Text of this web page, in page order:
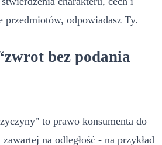
przedmiotów, odpowiadasz Ty.
bez podania
to prawo konsumenta do
na odległość - na przykład